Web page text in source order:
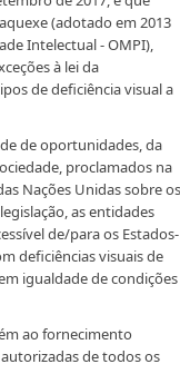
(adotado em 2013
Intelectual - OMPI),
à lei da
de deficiência visual a
de oportunidades, da
proclamados na
Nações Unidas sobre os
as entidades
de/para os Estados-
deficiências visuais de
igualdade de condições
ao fornecimento
de todos os